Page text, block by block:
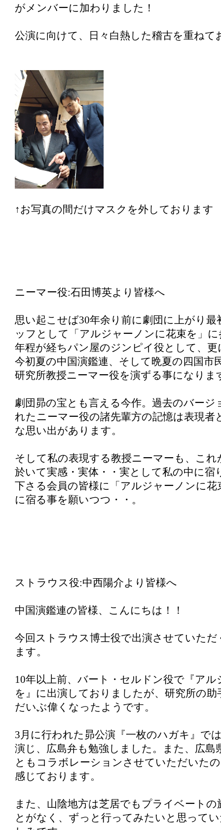
がメンバーに加わりました！
公演に向けて、日々白熱した稽古を重ねて
↑お写真の間だけマスクを外しております
ニーマー役:石田博英より皆様へ
思い起こせば30年余り前に劇団に上がり最
ッフとして「アルジャーノンに花束を」
年程が経ちパン屋のジンピイ役として、更
今初夏の中国演鑑連、そして晩夏の四国市
研究所教授ニーマー役を演ずる事になりま
劇団昴の宝とも言える今作。過去のバージ
れたニーマー役の諸先輩方の記憶は表現者
な思い出があります。
そして私の表現する教授ニーマーも、これ
於いて実感・実体・・実として私の中に宿
下さる会員の皆様に「アルジャーノンに花
に宿る事を願いつつ・・。
ストラウス役:中西陽介より皆様へ
中国演鑑連の皆様、こんにちは！！
今回ストラウス博士役で出演させていただ
ます。
10年以上前、バート・セルドン役で『ア
を』に出演しておりましたが、研究所の助
だいぶ偉くなったようです。
3月に行われた昴公演『一枚のハガキ』で
演じ、広島弁も勉強しました。また、広島
ともコラボレーションさせていただいた
感じております。
また、山陰地方は芝居でもプライベート
とがなく、ずっと行ってみたいと思って